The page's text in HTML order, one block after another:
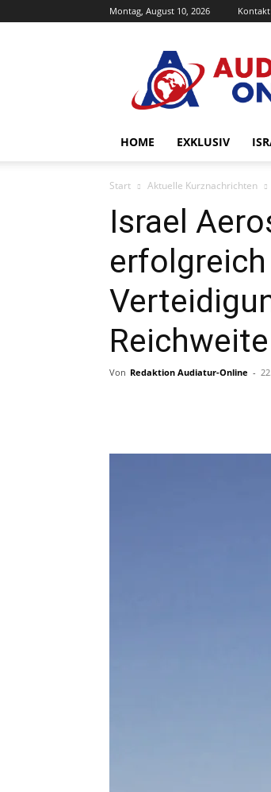
Montag, August 10, 2026 Kontakt
HOME EXKLUSIV
Start Aktuelle Kurznachrichten
Israel
Reichweite
Von Redaktion Audiatur-Online -